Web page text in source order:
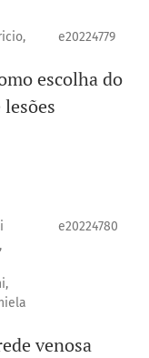
e20224779
escolha do
e20224780
venosa